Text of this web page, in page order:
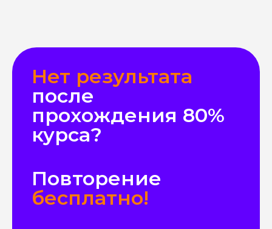
Нет результата
после
прохождения 80%
курса?
Повторение
бесплатно!